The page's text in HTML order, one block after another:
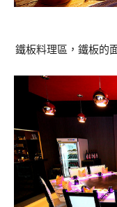
鐵板料理區，鐵板的